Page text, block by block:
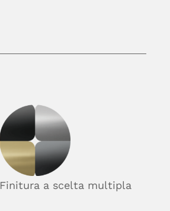
Finitura a scelta multipla